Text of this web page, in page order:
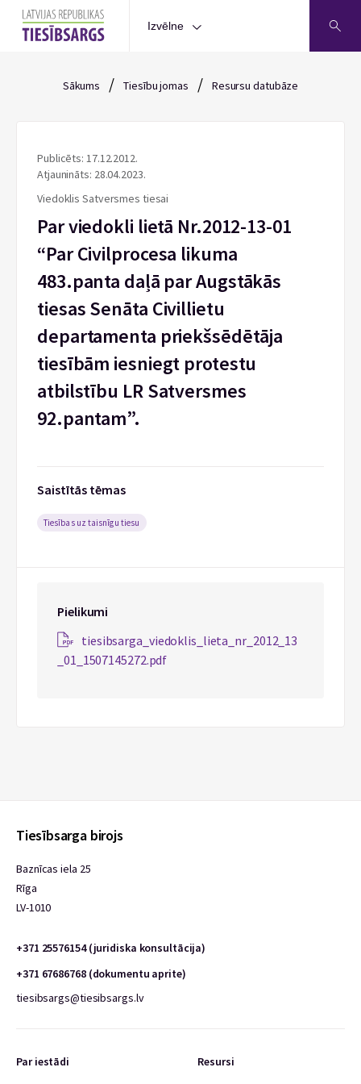
Izvēlne
Sākums / Tiesību jomas / Resursu datubāze
Publicēts: 17.12.2012.
Atjaunināts: 28.04.2023.
Viedoklis Satversmes tiesai
Par viedokli lietā Nr.2012-13-01
“Par Civilprocesa likuma
483.panta daļā par Augstākās
tiesas Senāta Civillietu
departamenta priekšsēdētāja
tiesībām iesniegt protestu
atbilstību LR Satversmes
92.pantam”.
Saistītās tēmas
Tiesības uz taisnīgu tiesu
Pielikumi
tiesibsarga_viedoklis_lieta_nr_2012_13
_01_1507145272.pdf
Tiesībsarga birojs
Baznīcas iela 25
Rīga
LV-1010
+371 25576154 (juridiska konsultācija)
+371 67686768 (dokumentu aprite)
tiesibsargs@tiesibsargs.lv
Par iestādi Resursi